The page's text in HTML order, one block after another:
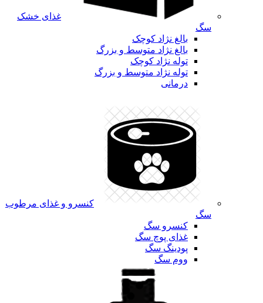
غذای خشک
سگ
بالغ نژاد کوچک
بالغ نژاد متوسط و بزرگ
توله نژاد کوچک
توله نژاد متوسط و بزرگ
درمانی
کنسرو و غذای مرطوب
سگ
کنسرو سگ
غذای پوچ سگ
پودینگ سگ
ووم سگ